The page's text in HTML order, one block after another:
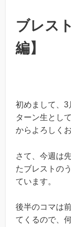
ブレス
編】
初めまして、
ターン生とし
からよろしく
さて、今週は
たブレストの
ています。
後半のコマは
てくるので、